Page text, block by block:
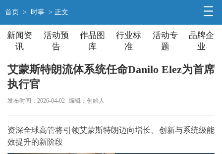
首页 > 时事 > 正文
新闻资
讯
活动预
告
作品图
库
行业标
准
活动专
题
品牌企
业
艾蒙斯特朗流体系统任命Danilo Elez为首席
执行官
发布时间：2026-04-02 编辑：创始人
资深全球高管将引领艾蒙斯特朗迈向增长、创新与系统级能
效提升的新阶段